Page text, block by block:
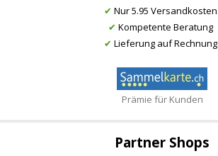
✔ Nur 5.95 Versandkosten
✔ Kompetente Beratung
✔ Lieferung auf Rechnung
Prämie für Kunden
Partner Shops